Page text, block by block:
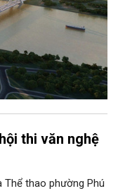
thi văn nghệ
Thể thao phường Phú